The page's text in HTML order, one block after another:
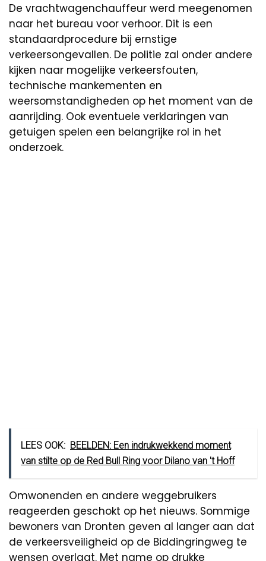
De vrachtwagenchauffeur werd meegenomen
naar het bureau voor verhoor. Dit is een
standaardprocedure bij ernstige
verkeersongevallen. De politie zal onder andere
kijken naar mogelijke verkeersfouten,
technische mankementen en
weersomstandigheden op het moment van de
aanrijding. Ook eventuele verklaringen van
getuigen spelen een belangrijke rol in het
onderzoek.
LEES OOK: BEELDEN: Een indrukwekkend moment
van stilte op de Red Bull Ring voor Dilano van 't Hoff
Omwonenden en andere weggebruikers
reageerden geschokt op het nieuws. Sommige
bewoners van Dronten geven al langer aan dat
de verkeersveiligheid op de Biddingringweg te
wensen overlaat. Met name op drukke